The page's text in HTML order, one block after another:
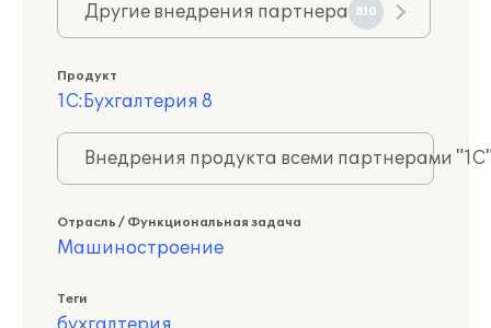
Другие внедрения партнера 810
Продукт
1С:Бухгалтерия 8
Внедрения продукта всеми партнерами
Отрасль / Функциональная задача
Машиностроение
Теги